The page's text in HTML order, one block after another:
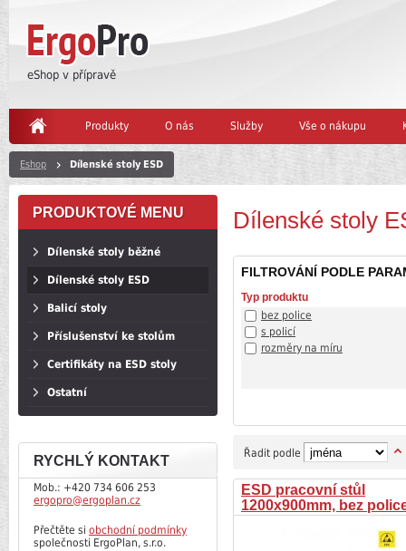
eShop v přípravě
Produkty O nás Služby Vše o nákupu
Eshop Dílenské stoly ESD
Dílenské stoly
FILTROVÁNÍ PODLE
Typ produktu
bez police
s policí
rozměry na míru
Řadit podle
ESD pracovní stůl
1200x900mm, bez
PRODUKTOVÉ MENU
Dílenské stoly běžné
Dílenské stoly ESD
Balicí stoly
Příslušenství ke stolům
Certifikáty na ESD stoly
Ostatní
RYCHLÝ KONTAKT
Mob.: +420 734 606 253
ergopro@ergoplan.cz
Přečtěte si obchodní podmínky
společnosti ErgoPlan, s.r.o.